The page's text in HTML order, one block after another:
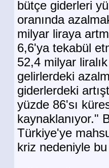
bütçe giderleri
oranında
milyar liraya
6,6'ya tekabül
52,4 milyar
gelirlerdeki
giderlerdeki
yüzde 86'sı
kaynaklanıyor."
Türkiye'ye
kriz nedeniyle